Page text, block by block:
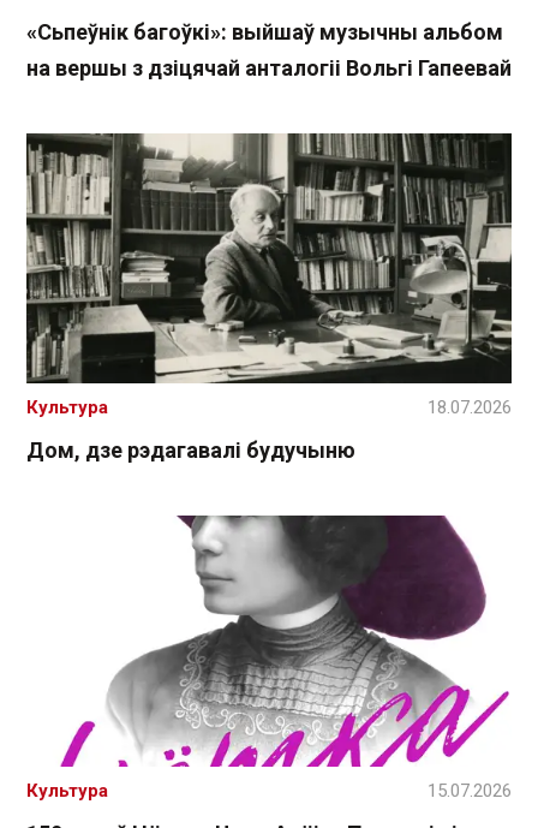
«Сьпеўнік багоўкі»: выйшаў музычны альбом
на вершы з дзіцячай анталогіі Вольгі Гапеевай
Дом, дзе рэдагавалі будучыню
Культура 18.07.2026
Культура 15.07.2026